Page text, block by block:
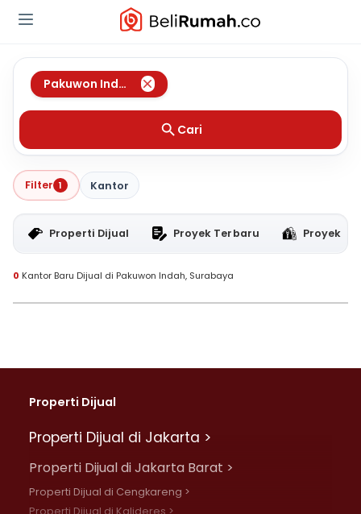
Pakuwon Indah Surabaya
Cari
Filter 1 Kantor
Properti Dijual Proyek Terbaru Proyek
0 Kantor Baru Dijual di Pakuwon Indah, Surabaya
Properti Dijual
Properti Dijual di Jakarta >
Properti Dijual di Jakarta Barat >
Properti Dijual di Cengkareng >
Properti Dijual di Kalideres >